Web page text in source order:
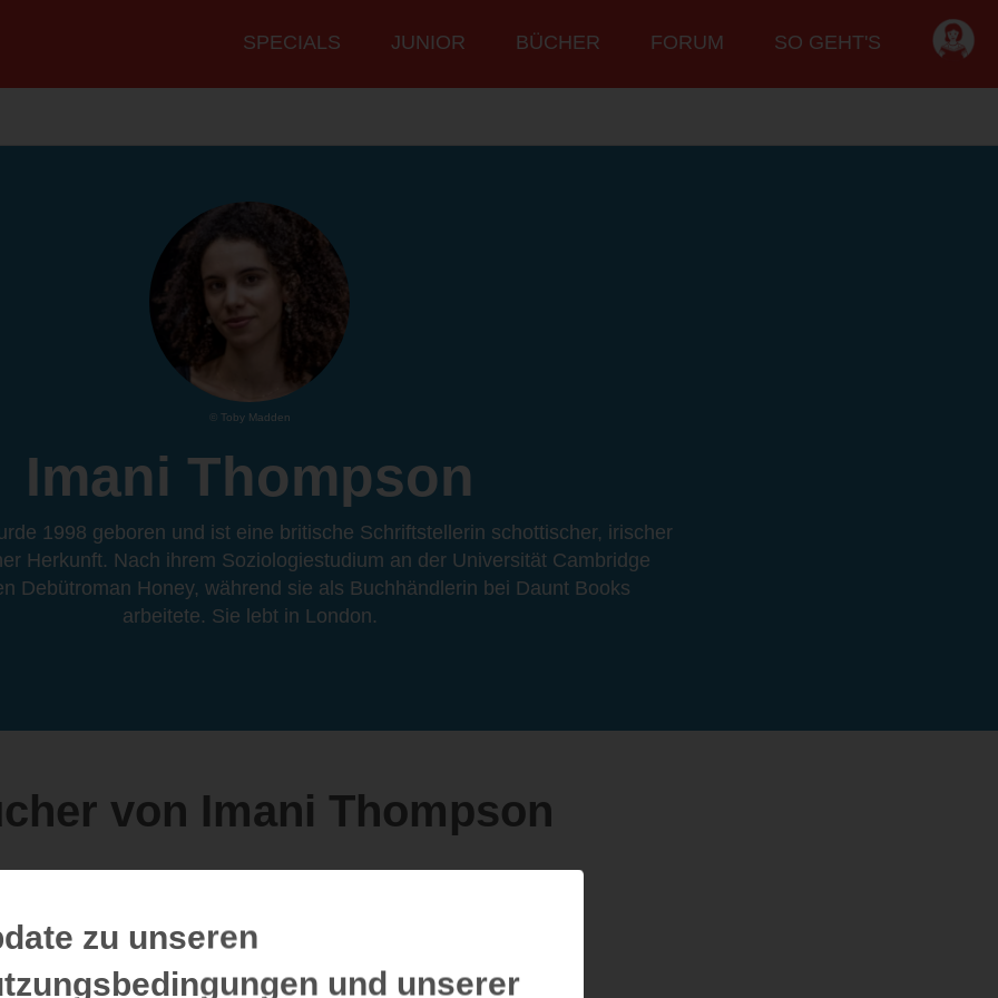
Hauptmenü
SPECIALS JUNIOR BÜCHER FORUM SO GEHT'S
© Toby Madden
Imani Thompson
1998 geboren und ist eine britische Schriftstellerin schottischer, irischer
Herkunft. Nach ihrem Soziologiestudium an der Universität Cambridge
Debütroman Honey, während sie als Buchhändlerin bei Daunt Books
arbeitete. Sie lebt in London.
von Imani Thompson
zu unseren
und unserer